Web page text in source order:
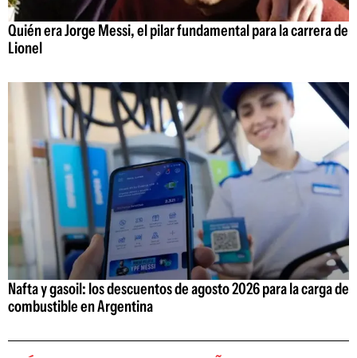
Quién era Jorge Messi, el pilar fundamental para la carrera de
Lionel
Nafta y gasoil: los descuentos de agosto 2026 para la carga de
combustible en Argentina